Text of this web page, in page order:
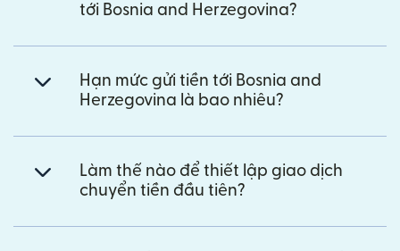
tới Bosnia and Herzegovina?
Hạn mức gửi tiền tới Bosnia and
Herzegovina là bao nhiêu?
Làm thế nào để thiết lập giao dịch
chuyển tiền đầu tiên?